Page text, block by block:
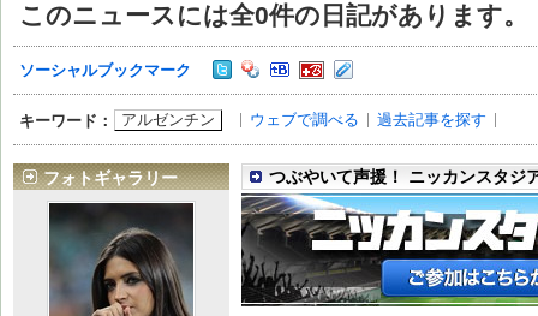
このニュースには全0件の日記があります。
ソーシャルブックマーク
キーワード： アルゼンチン ウェブで調べる 過去記事を探す
つぶやいて声援！ ニッカンスタジ
フォトギャラリー